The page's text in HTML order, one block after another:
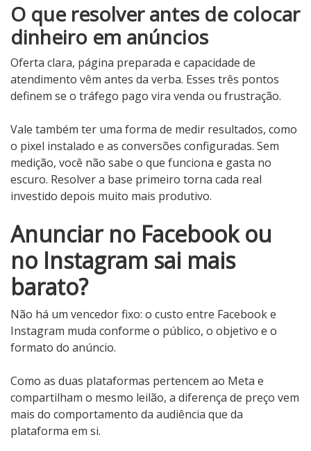
O que resolver antes de colocar
dinheiro em anúncios
Oferta clara, página preparada e capacidade de
atendimento vêm antes da verba. Esses três pontos
definem se o tráfego pago vira venda ou frustração.
Vale também ter uma forma de medir resultados, como
o pixel instalado e as conversões configuradas. Sem
medição, você não sabe o que funciona e gasta no
escuro. Resolver a base primeiro torna cada real
investido depois muito mais produtivo.
Anunciar no Facebook ou
no Instagram sai mais
barato?
Não há um vencedor fixo: o custo entre Facebook e
Instagram muda conforme o público, o objetivo e o
formato do anúncio.
Como as duas plataformas pertencem ao Meta e
compartilham o mesmo leilão, a diferença de preço vem
mais do comportamento da audiência que da
plataforma em si.